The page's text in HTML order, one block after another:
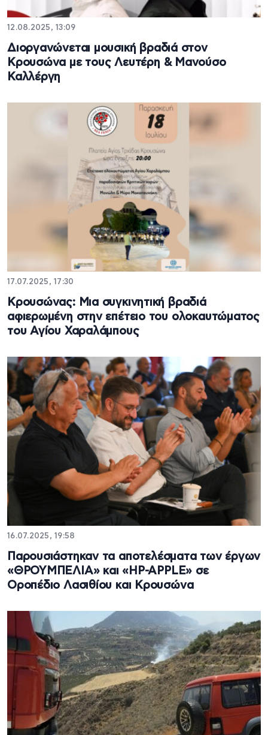
12.08.2025, 13:09
Διοργανώνεται μουσική βραδιά στον
Κρουσώνα με τους Λευτέρη & Μανούσο
Καλλέργη
17.07.2025, 17:30
Κρουσώνας: Μια συγκινητική βραδιά
αφιερωμένη στην επέτειο του ολοκαυτώματος
του Αγίου Χαραλάμπους
16.07.2025, 19:58
Παρουσιάστηκαν τα αποτελέσματα των έργων
«ΘΡΟΥΜΠΕΛΙΑ» και «HP-APPLE» σε
Οροπέδιο Λασιθίου και Κρουσώνα